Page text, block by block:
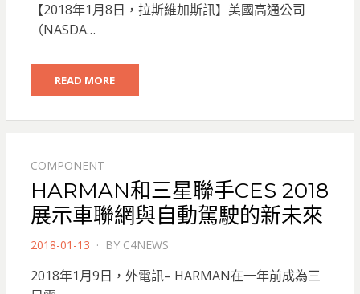
【2018年1月8日，拉斯維加斯訊】美國高通公司
（NASDA…
READ MORE
COMPONENT
HARMAN和三星聯手CES 2018
展示車聯網與自動駕駛的新未來
POSTED
2018-01-13 BY C4NEWS
2018年1月9日，外電訊– HARMAN在一年前成為三